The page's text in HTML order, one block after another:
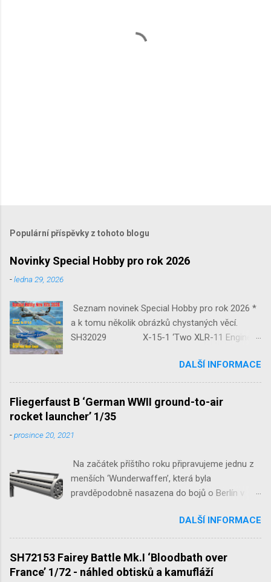
Populární příspěvky z tohoto blogu
Novinky Special Hobby pro rok 2026
-ledna 29, 2026
Seznam novinek Special Hobby pro rok 2026 *
a k tomu několik obrázků chystaných věcí.
SH32029 X-15-1 ‘Two XLR-11 Engines’
‘Guardians of Sion’ 1/32 SH32092
JB-2 Loon ‘US Version of V-1 Missile’
1/32 1/32 SH48052 Seafire
Mk.III 1/48 reissue SH48160
Baltimore Mk.I 1/48 ...
DALŠÍ INFORMACE
Fliegerfaust B ‘German WWII ground-to-air
rocket launcher’ 1/35
-prosince 20, 2021
Na začátek příštího roku připravujeme jednu z
menších ‘Wunderwaffen’, která byla
pravděpodobně nasazena do bojů o Berlín v
raketovou protiletadlovou zbraň. V setu 3148
detailní odlitky této zbraně, v měřítku 1/35,
doplní leptané popruhy nábojových schránek.
DALŠÍ INFORMACE
SH72153 Fairey Battle Mk.I ‘Bloodbath over
France’ 1/72 - náhled obtisků a kamufláží